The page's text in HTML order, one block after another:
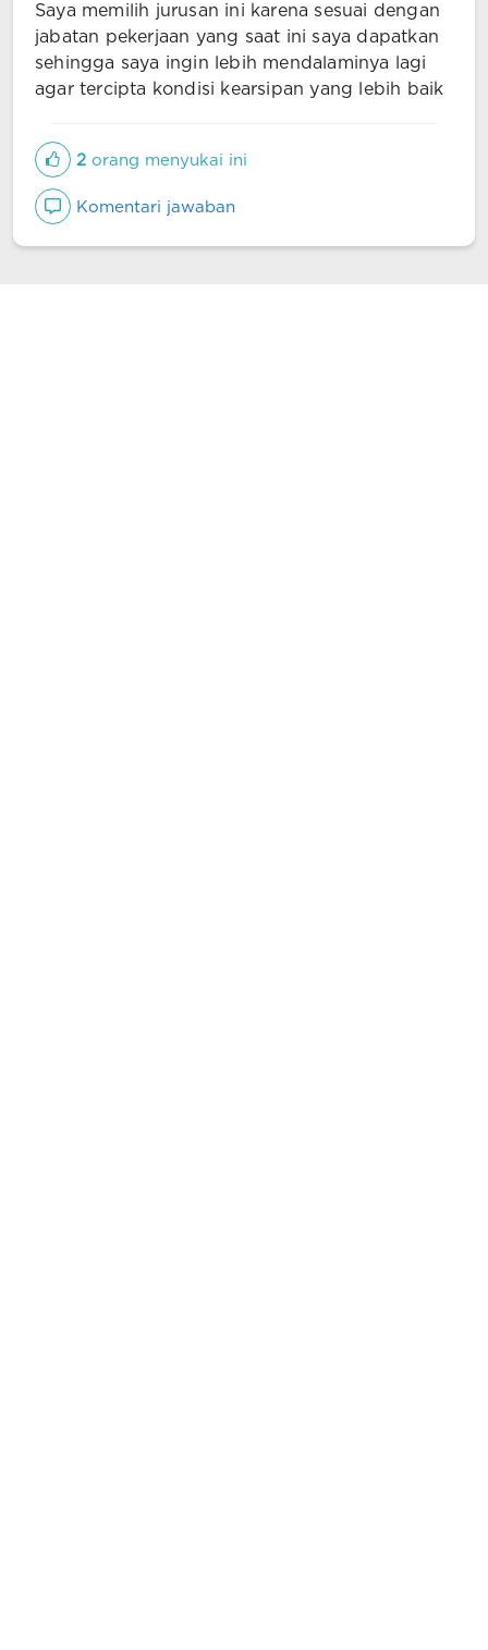
Saya memilih jurusan ini karena sesuai dengan
jabatan pekerjaan yang saat ini saya dapatkan
sehingga saya ingin lebih mendalaminya lagi
agar tercipta kondisi kearsipan yang lebih baik
2 orang menyukai ini
Komentari jawaban